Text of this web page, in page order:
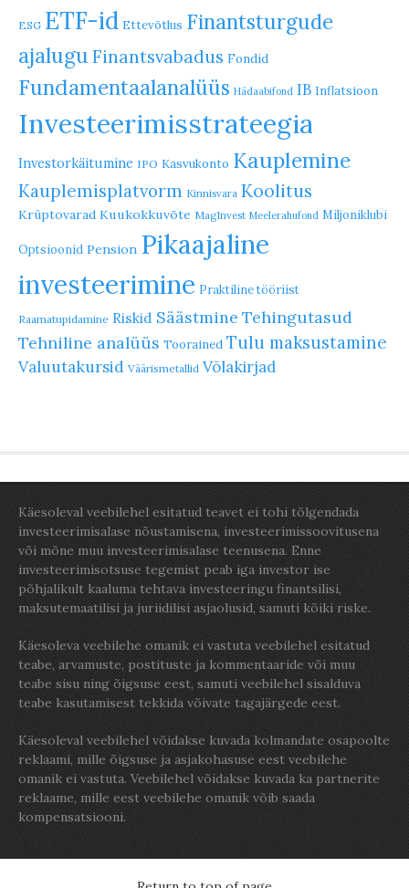
ESG ETF-id Ettevõtlus Finantsturgude
ajalugu Finantsvabadus Fondid
Fundamentaalanalüüs Hädaabifond IB Inflatsioon
Investeerimisstrateegia
Investorkäitumine IPO Kasvukonto Kauplemine
Kauplemisplatvorm Kinnisvara Koolitus
Krüptovarad Kuukokkuvõte MagInvest Meelerahufond Miljoniklubi
Optsioonid Pension Pikaajaline
investeerimine Praktiline tööriist
Raamatupidamine Riskid Säästmine Tehingutasud
Tehniline analüüs Toorained Tulu maksustamine
Valuutakursid Väärismetallid Võlakirjad
Käesoleval veebilehel esitatud teavet ei tohi tõlgendada
investeerimisalase nõustamisena, investeerimissoovitusena
või mõne muu investeerimisalase teenusena. Enne
investeerimisotsuse tegemist peab iga investor ise
põhjalikult kaaluma tehtava investeeringu finantsilisi,
maksutemaatilisi ja juriidilisi asjaolusid, samuti kõiki riske.
Käesoleva veebilehe omanik ei vastuta veebilehel esitatud
teabe, arvamuste, postituste ja kommentaaride või muu
teabe sisu ning õigsuse eest, samuti veebilehel sisalduva
teabe kasutamisest tekkida võivate tagajärgede eest.
Käesoleval veebilehel võidakse kuvada kolmandate osapoolte
reklaami, mille õigsuse ja asjakohasuse eest veebilehe
omanik ei vastuta. Veebilehel võidakse kuvada ka partnerite
reklaame, mille eest veebilehe omanik võib saada
kompensatsiooni.